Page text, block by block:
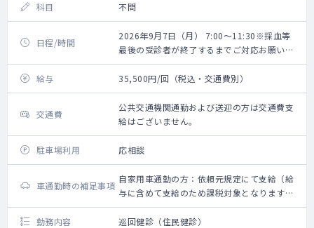
科目 不問
日程/時間
2026年9月7日（月） 7:00～11:30※採血等
最後の受診者が終了するまでご対応お願いい
たします。
給与
35,500円/回（税込・交通費別）
交通費
公共交通機関通勤および送迎の方は交通費支
給はございません。
駐車場利用 応相談
車通勤時の補足事項
自家用車通勤の方：依頼元規定にて支給（給
与に含めて支給のため課税対象となります。
備考欄参照ください）
勤務内容
巡回健診（住民健診）